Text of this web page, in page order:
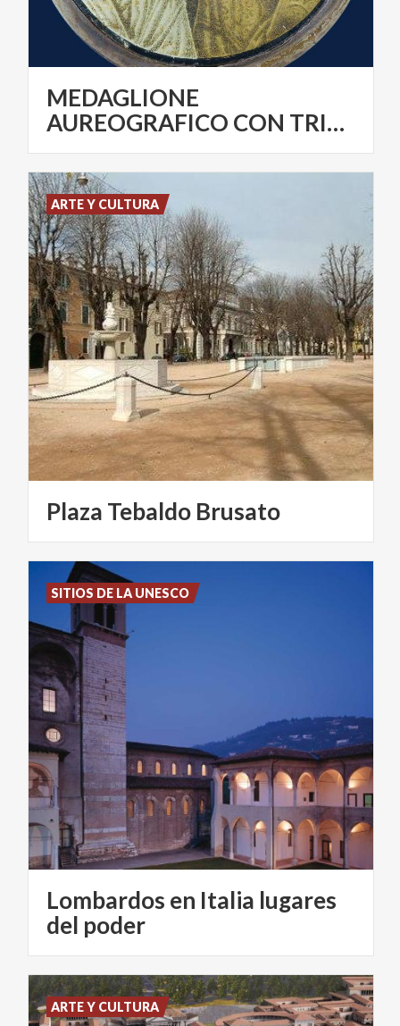
MEDAGLIONE
AUREOGRAFICO CON TRIPLICE RITRATTO 230-250 d.C.
Plaza Tebaldo Brusato
ARTE Y CULTURA
Lombardos en Italia lugares
del poder
SITIOS DE LA UNESCO
ARTE Y CULTURA